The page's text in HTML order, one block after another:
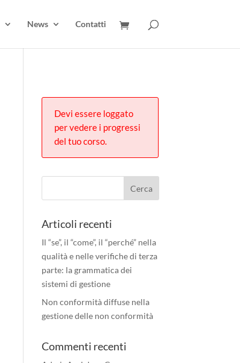
News Contatti
Devi essere loggato
per vedere i progressi
del tuo corso.
Articoli recenti
Il “se”, il “come”, il “perché” nella
qualità e nelle verifiche di terza
parte: la grammatica dei
sistemi di gestione
Non conformità diffuse nella
gestione delle non conformità
Commenti recenti